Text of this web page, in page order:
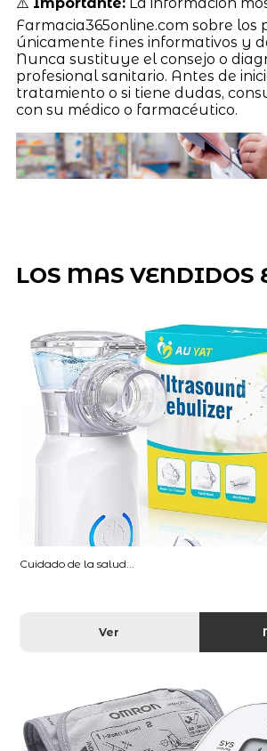
Farmacia365online.com sobre los
únicamente fines informativos y
Nunca sustituye el consejo o
profesional sanitario. Antes de
tratamiento o si tiene dudas,
con su médico o farmacéutico.
LOS MAS VENDIDOS
Cuidado de la salud...
Ver